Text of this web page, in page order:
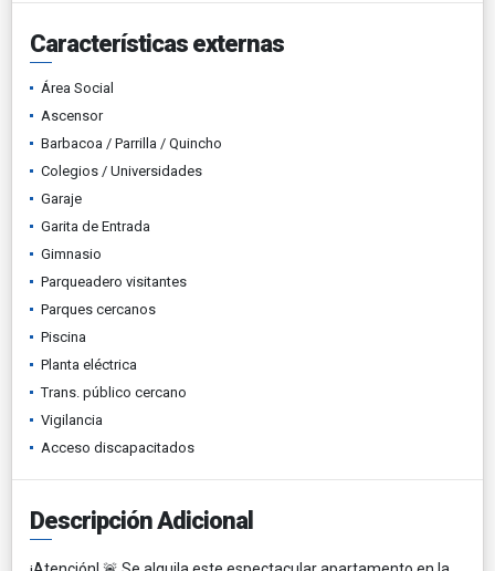
Características externas
Área Social
Ascensor
Barbacoa / Parrilla / Quincho
Colegios / Universidades
Garaje
Garita de Entrada
Gimnasio
Parqueadero visitantes
Parques cercanos
Piscina
Planta eléctrica
Trans. público cercano
Vigilancia
Acceso discapacitados
Descripción Adicional